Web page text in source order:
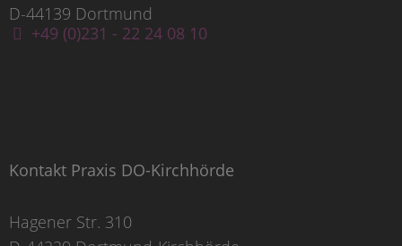
D-44139 Dortmund
+49 (0)231 - 22 24 08 10
Kontakt Praxis DO-Kirchhörde
Hagener Str. 310